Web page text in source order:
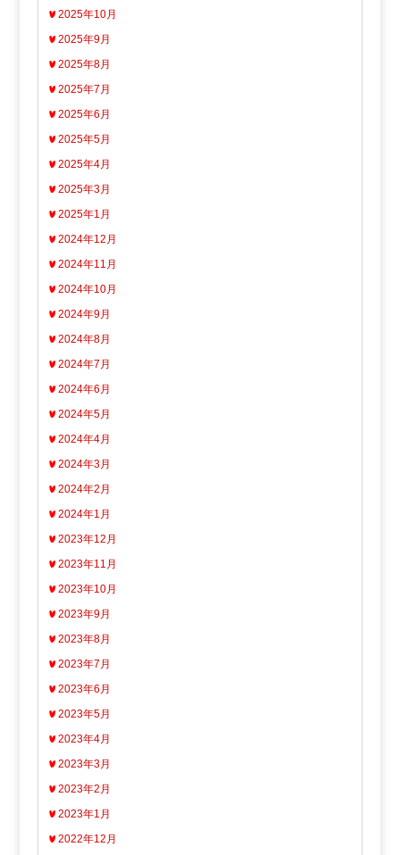
2025年10月
2025年9月
2025年8月
2025年7月
2025年6月
2025年5月
2025年4月
2025年3月
2025年1月
2024年12月
2024年11月
2024年10月
2024年9月
2024年8月
2024年7月
2024年6月
2024年5月
2024年4月
2024年3月
2024年2月
2024年1月
2023年12月
2023年11月
2023年10月
2023年9月
2023年8月
2023年7月
2023年6月
2023年5月
2023年4月
2023年3月
2023年2月
2023年1月
2022年12月